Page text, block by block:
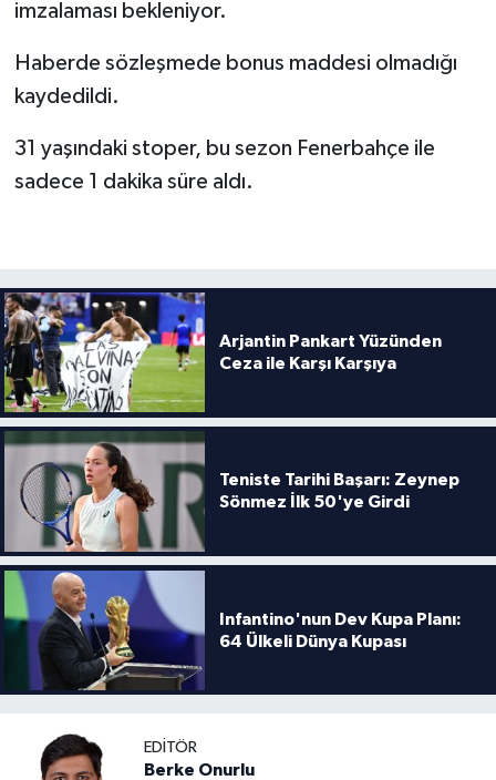
imzalaması bekleniyor.
Haberde sözleşmede bonus maddesi olmadığı
kaydedildi.
31 yaşındaki stoper, bu sezon Fenerbahçe ile
sadece 1 dakika süre aldı.
Arjantin Pankart Yüzünden
Ceza ile Karşı Karşıya
Teniste Tarihi Başarı: Zeynep
Sönmez İlk 50'ye Girdi
Infantino'nun Dev Kupa Planı:
64 Ülkeli Dünya Kupası
EDITÖR
Berke Onurlu
Formula 1
Atletizm
At Yarışı
Boks
Güreş
Halter
Motor Sporları
Su Sporları
Diğer Spor Dalları
Futbolcular